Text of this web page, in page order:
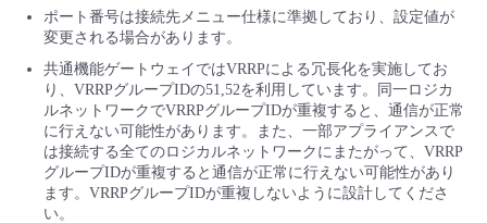
ポート番号は接続先メニュー仕様に準拠しており、設定値が
変更される場合があります。
共通機能ゲートウェイではVRRPによる冗長化を実施してお
り、VRRPグループIDの51,52を利用しています。同一ロジカ
ルネットワークでVRRPグループIDが重複すると、通信が正常
に行えない可能性があります。また、一部アプライアンスで
は接続する全てのロジカルネットワークにまたがって、VRRP
グループIDが重複すると通信が正常に行えない可能性があり
ます。VRRPグループIDが重複しないように設計してくださ
い。